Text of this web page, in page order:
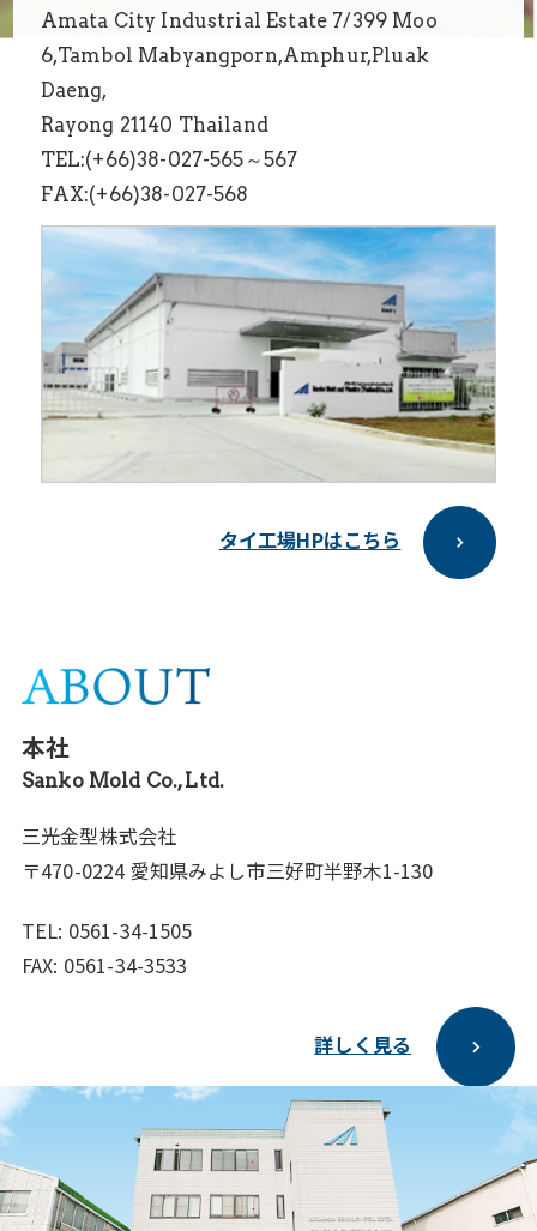
Amata City Industrial Estate 7/399 Moo
6,Tambol Mabyangporn,Amphur,Pluak
Daeng,
Rayong 21140 Thailand
TEL:(+66)38-027-565～567
FAX:(+66)38-027-568
タイ工場HPはこちら
本社
Sanko Mold Co., Ltd.
三光⾦型株式会社
〒470-0224 愛知県みよし市三好町半野⽊1-130
TEL: 0561-34-1505
FAX: 0561-34-3533
詳しく見る